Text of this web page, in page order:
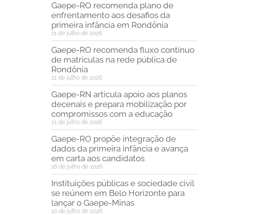
Gaepe-RO recomenda plano de
enfrentamento aos desafios da
primeira infância em Rondônia
21 de julho de 2026
Gaepe-RO recomenda fluxo contínuo
de matrículas na rede pública de
Rondônia
21 de julho de 2026
Gaepe-RN articula apoio aos planos
decenais e prepara mobilização por
compromissos com a educação
21 de julho de 2026
Gaepe-RO propõe integração de
dados da primeira infância e avança
em carta aos candidatos
16 de julho de 2026
Instituições públicas e sociedade civil
se reúnem em Belo Horizonte para
lançar o Gaepe-Minas
10 de julho de 2026